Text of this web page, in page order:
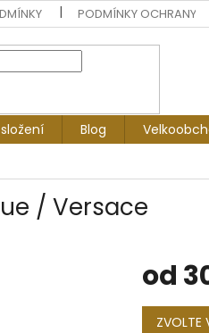
PODMÍNKY OCHRANY
Blog
/ Versace
od
Měrná
cena:
ZVOLTE